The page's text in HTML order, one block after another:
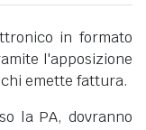
in formato
l'apposizione
emette fattura.
la PA, dovranno